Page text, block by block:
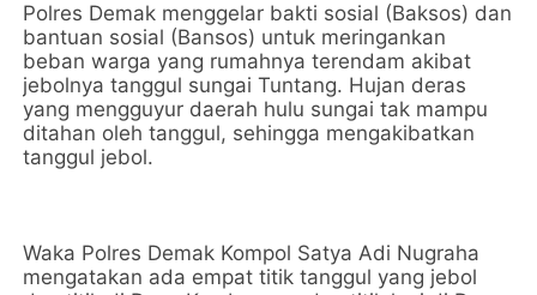
Polres Demak menggelar bakti sosial (Baksos) dan
bantuan sosial (Bansos) untuk meringankan
beban warga yang rumahnya terendam akibat
jebolnya tanggul sungai Tuntang. Hujan deras
yang mengguyur daerah hulu sungai tak mampu
ditahan oleh tanggul, sehingga mengakibatkan
tanggul jebol.
Waka Polres Demak Kompol Satya Adi Nugraha
mengatakan ada empat titik tanggul yang jebol